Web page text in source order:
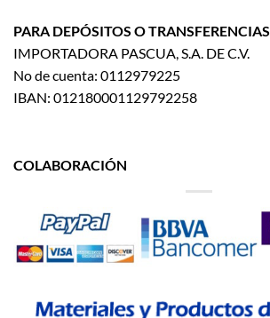
PARA DEPÓSITOS O TRANSFERENCIAS
IMPORTADORA PASCUA, S.A. DE C.V.
No de cuenta: 0112979225
IBAN: 012180001129792258
COLABORACIÓN